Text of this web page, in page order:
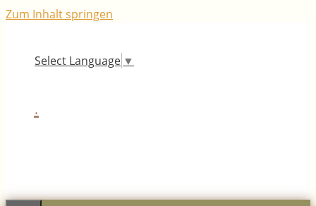
Zum Inhalt springen
Select Language ▼
.